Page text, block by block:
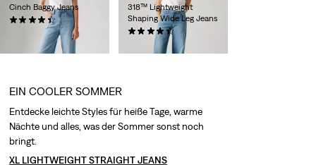
Cinch Baggy Jeans
(2019)
318™ Lightweight
Shaping Wide Leg Jeans
(2105)
99,95 €
EIN COOLER SOMMER
Entdecke leichte Styles für heiße Tage, warme
Nächte und alles, was der Sommer sonst noch
bringt.
XL LIGHTWEIGHT STRAIGHT JEANS